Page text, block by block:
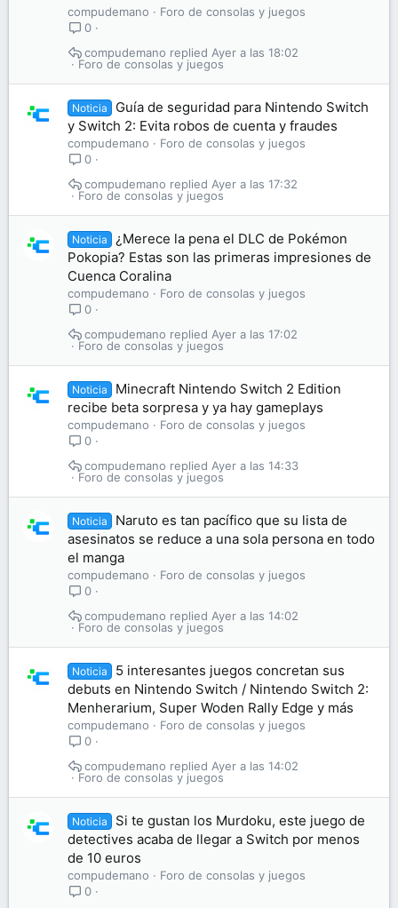
compudemano
Foro de consolas y juegos
0
Foro de consolas y juegos
Ayer a las 18:02
compudemano
Noticia
Guía de seguridad para Nintendo Switch
y Switch 2: Evita robos de cuenta y fraudes
compudemano
Foro de consolas y juegos
0
Foro de consolas y juegos
Ayer a las 17:32
compudemano
Noticia
¿Merece la pena el DLC de Pokémon
Pokopia? Estas son las primeras impresiones de
Cuenca Coralina
compudemano
Foro de consolas y juegos
0
Foro de consolas y juegos
Ayer a las 17:02
compudemano
Noticia
Minecraft Nintendo Switch 2 Edition
recibe beta sorpresa y ya hay gameplays
compudemano
Foro de consolas y juegos
0
Foro de consolas y juegos
Ayer a las 14:33
compudemano
Noticia
Naruto es tan pacífico que su lista de
asesinatos se reduce a una sola persona en todo
el manga
compudemano
Foro de consolas y juegos
0
Foro de consolas y juegos
Ayer a las 14:02
compudemano
Noticia
5 interesantes juegos concretan sus
debuts en Nintendo Switch / Nintendo Switch 2:
Menherarium, Super Woden Rally Edge y más
compudemano
Foro de consolas y juegos
0
Foro de consolas y juegos
Ayer a las 14:02
compudemano
Noticia
Si te gustan los Murdoku, este juego de
detectives acaba de llegar a Switch por menos
de 10 euros
compudemano
Foro de consolas y juegos
0